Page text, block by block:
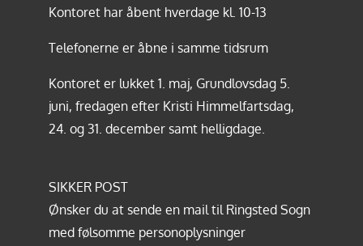
Kontoret har åbent hverdage kl. 10-13
Telefonerne er åbne i samme tidsrum
Kontoret er lukket 1. maj, Grundlovsdag 5.
juni, fredagen efter Kristi Himmelfartsdag,
24. og 31. december samt helligdage.
SIKKER POST
Ønsker du at sende en mail til Ringsted Sogn
med følsomme personoplysninger